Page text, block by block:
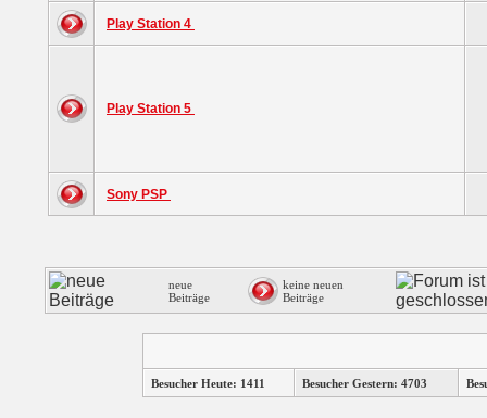
Play Station 4
Play Station 5
Sony PSP
neue
Beiträge
keine neuen
Beiträge
Besucher Heute: 1411 Besucher Gestern: 4703